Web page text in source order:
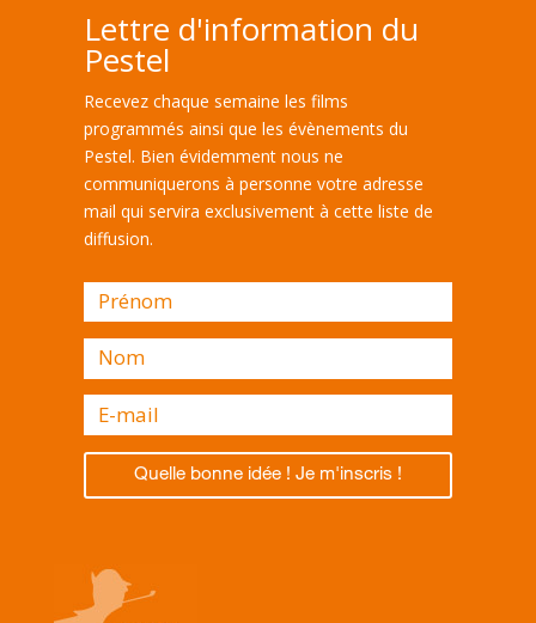
Lettre d'information du
Pestel
Recevez chaque semaine les films
programmés ainsi que les évènements du
Pestel. Bien évidemment nous ne
communiquerons à personne votre adresse
mail qui servira exclusivement à cette liste de
diffusion.
Quelle bonne idée ! Je m'inscris !